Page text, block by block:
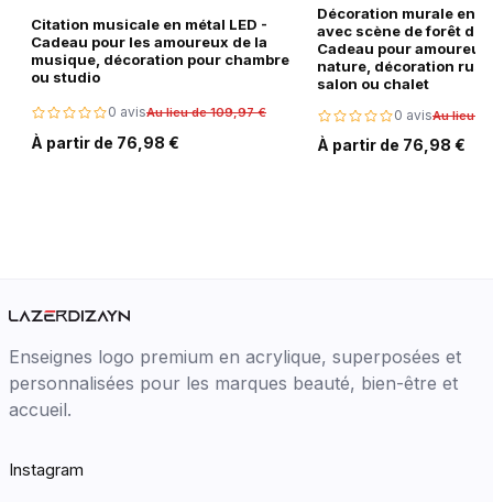
Citation musicale en métal LED -
Cadeau pour les amoureux de la
musique, décoration pour chambre
ou studio
0 avisAu lieu de 109,97 €
À partir de 76,98 €
Décoration murale en
avec scène de forêt de
Cadeau pour amoureux
nature, décoration
salon ou chalet
0 avisAu lieu
À partir de 76,98 €
Enseignes logo premium en acrylique, superposées et
personnalisées pour les marques beauté, bien-être et
accueil.
Instagram